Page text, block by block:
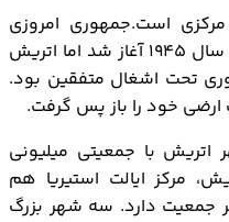
است.جمهوری امروزی
اتریش بعد از جنگ جهانی دوم در سال ۱۹۴۵ آغاز شد اما اتریش
فنی، کشوری تحت اشغال متفقین بود.
خود را باز پس گرفت.
اتریش با جمعیتی میلیونی
مرکز ایالت استیریا هم
از ۲۵۰ هزار نفر جمعیت دارد. سه شهر بزرگ